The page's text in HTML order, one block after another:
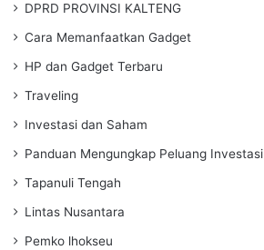
DPRD PROVINSI KALTENG
Cara Memanfaatkan Gadget
HP dan Gadget Terbaru
Traveling
Investasi dan Saham
Panduan Mengungkap Peluang Investasi
Tapanuli Tengah
Lintas Nusantara
Pemko lhokseu